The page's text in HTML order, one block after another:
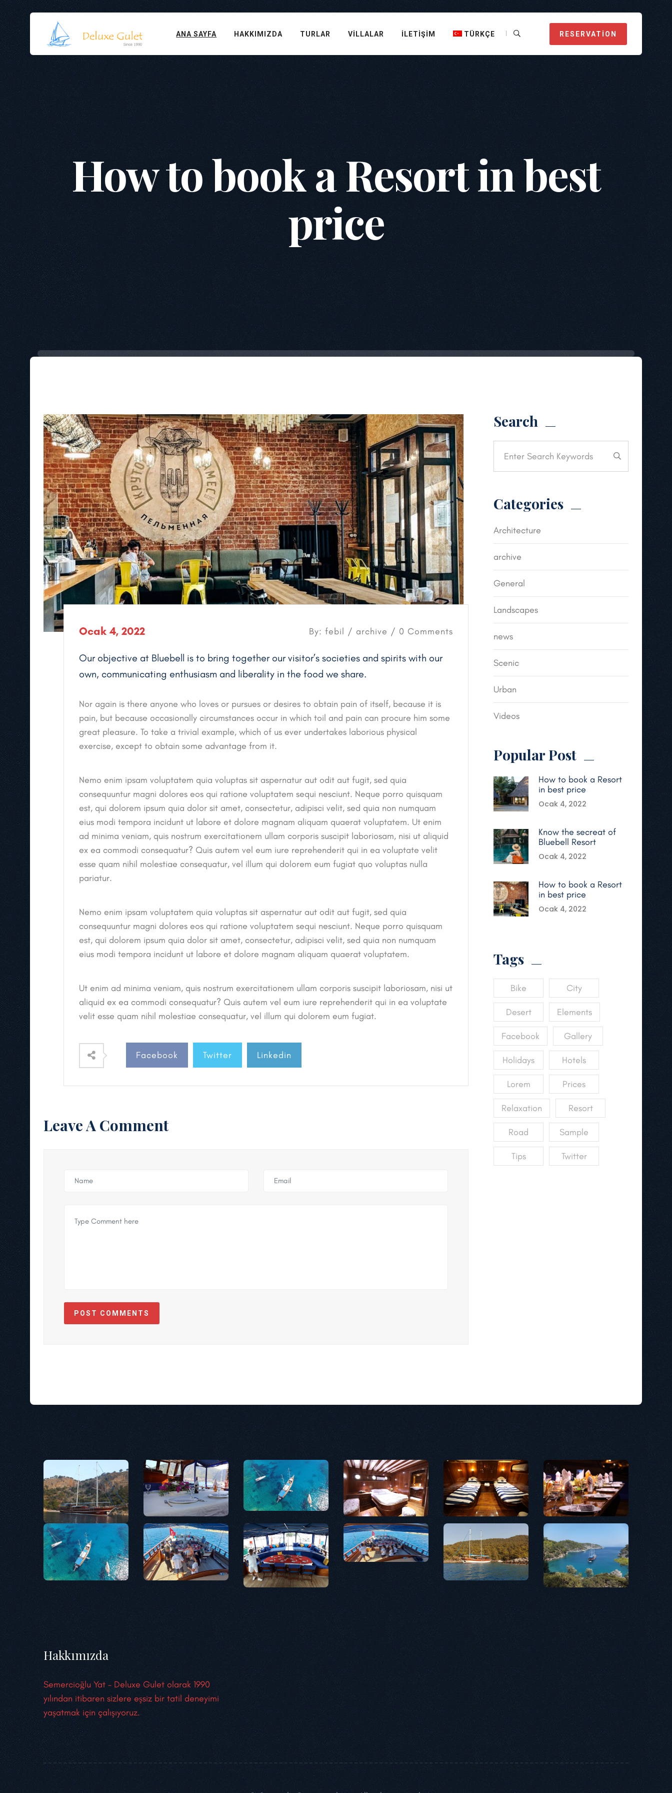
ANA SAYFA HAKKIMIZDA TURLAR VILLALAR İLETIŞIM TÜRKÇE RESERVATION
How to book a Resort in best
price
Ocak 4, 2022 By: febil / archive / 0 Comments
Our objective at Bluebell is to bring together our visitor’s societies and spirits with our
own, communicating enthusiasm and liberality in the food we share.
Nor again is there anyone who loves or pursues or desires to obtain pain of itself, because it is
pain, but because occasionally circumstances occur in which toil and pain can procure him some
great pleasure. To take a trivial example, which of us ever undertakes laborious physical
exercise, except to obtain some advantage from it.
Nemo enim ipsam voluptatem quia voluptas sit aspernatur aut odit aut fugit, sed quia
consequuntur magni dolores eos qui ratione voluptatem sequi nesciunt. Neque porro quisquam
est, qui dolorem ipsum quia dolor sit amet, consectetur, adipisci velit, sed quia non numquam
eius modi tempora incidunt ut labore et dolore magnam aliquam quaerat voluptatem. Ut enim
ad minima veniam, quis nostrum exercitationem ullam corporis suscipit laboriosam, nisi ut aliquid
ex ea commodi consequatur? Quis autem vel eum iure reprehenderit qui in ea voluptate velit
esse quam nihil molestiae consequatur, vel illum qui dolorem eum fugiat quo voluptas nulla
pariatur.
Nemo enim ipsam voluptatem quia voluptas sit aspernatur aut odit aut fugit, sed quia
consequuntur magni dolores eos qui ratione voluptatem sequi nesciunt. Neque porro quisquam
est, qui dolorem ipsum quia dolor sit amet, consectetur, adipisci velit, sed quia non numquam
eius modi tempora incidunt ut labore et dolore magnam aliquam quaerat voluptatem.
Ut enim ad minima veniam, quis nostrum exercitationem ullam corporis suscipit laboriosam, nisi ut
aliquid ex ea commodi consequatur? Quis autem vel eum iure reprehenderit qui in ea voluptate
velit esse quam nihil molestiae consequatur, vel illum qui dolorem eum fugiat.
Facebook Twitter Linkedin
Leave A Comment
POST COMMENTS
Search
Categories
Architecture
archive
General
Landscapes
news
Scenic
Urban
Videos
Popular Post
How to book a Resort
in best price
Ocak 4, 2022
Know the secreat of
Bluebell Resort
Ocak 4, 2022
How to book a Resort
in best price
Ocak 4, 2022
Tags
Bike City
Desert Elements
Facebook Gallery
Holidays Hotels
Lorem Prices
Relaxation Resort
Road Sample
Tips Twitter
Hakkımızda
Semercioğlu Yat – Deluxe Gulet olarak 1990
yılından itibaren sizlere eşsiz bir tatil deneyimi
yaşatmak için çalışıyoruz.